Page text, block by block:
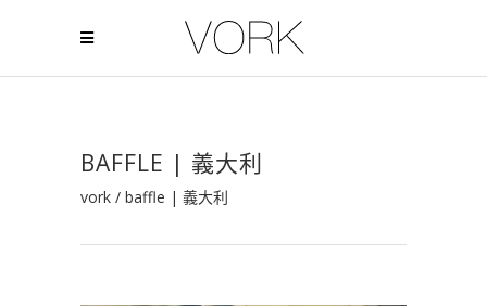
BAFFLE | 義大利
vork / baffle | 義大利